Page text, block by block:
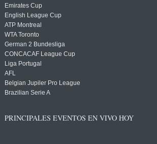
Emirates Cup
English League Cup
ATP Montreal
WTA Toronto
German 2 Bundesliga
CONCACAF League Cup
Liga Portugal
AFL
Belgian Jupiler Pro League
Brazilian Serie A
PRINCIPALES EVENTOS EN VIVO HOY